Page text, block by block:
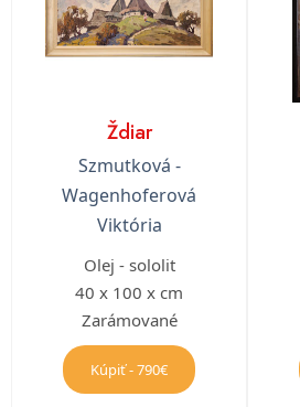
Ždiar
Szmutková -
Wagenhoferová
Viktória
Olej - sololit
40 x 100 x cm
Zarámované
Kúpiť - 790€